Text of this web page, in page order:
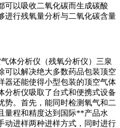
可以吸收二氧化碳而生成碳酸
进行残氧量分析与二氧化碳含量
分析仪（残氧分析仪）三泉
可以解决绝大多数药品包装顶空
器还能使得小型包装的顶空气体
分析仪吸取了台式和便携式设备
势。首先，能同时检测氧气和二
量程和精度达到国际**产品水
动进样两种进样方式，同时进行